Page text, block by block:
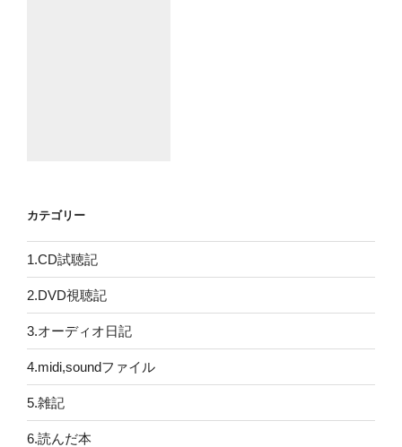
カテゴリー
1.CD試聴記
2.DVD視聴記
3.オーディオ日記
4.midi,soundファイル
5.雑記
6.読んだ本